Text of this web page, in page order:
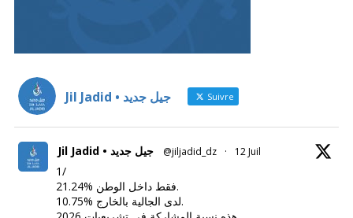
Jil Jadid • جيل جديد Suivre
Jil Jadid • جيل جديد @jiljadid_dz · 12 Juil
1/
21.24% فقط داخل الوطن.
10.75% لدى الجالية بالخارج.